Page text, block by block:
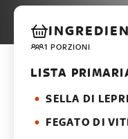
1 PORZIONI
LISTA
SELLA DI
FEGATO DI